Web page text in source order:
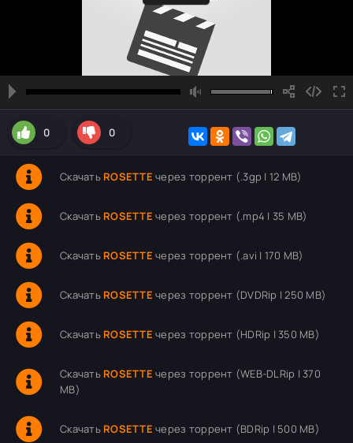
0 0
Скачать ROSETTE через торрент (.3gp | 12 MB)
Скачать ROSETTE через торрент (.mp4 | 35 MB)
Скачать ROSETTE через торрент (.avi | 170 MB)
Скачать ROSETTE через торрент (DVDRip | 250 MB)
Скачать ROSETTE через торрент (HDRip | 350 MB)
Скачать ROSETTE через торрент (WEB-DLRip | 370
MB)
Скачать ROSETTE через торрент (BDRip | 500 MB)